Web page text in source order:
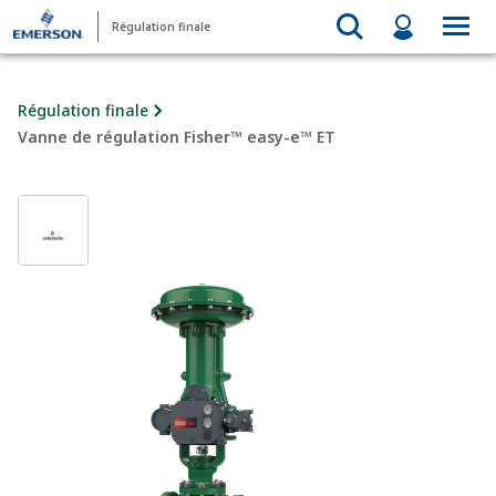
Régulation finale
Régulation finale
Vanne de régulation Fisher™ easy-e™ ET